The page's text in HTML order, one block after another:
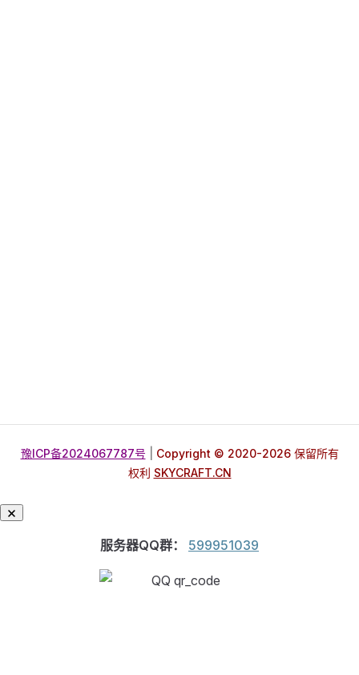
豫ICP备2024067787号
Copyright © 2020-2026 保留所有
权利 SKYCRAFT.CN
服务器QQ群： 599951039